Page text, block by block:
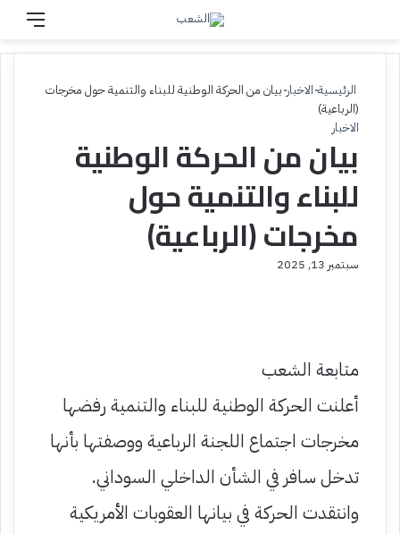
بحث عن
الرئيسية-الاخبار-بيان من الحركة الوطنية للبناء والتنمية حول مخرجات
(الرباعية)
الاخبار
بيان من الحركة الوطنية
للبناء والتنمية حول
مخرجات (الرباعية)
سبتمبر 13, 2025
متابعة الشعب
أعلنت الحركة الوطنية للبناء والتنمية رفضها
مخرجات اجتماع اللجنة الرباعية ووصفتها بأنها
تدخل سافر في الشأن الداخلي السوداني.
وانتقدت الحركة في بيانها العقوبات الأمريكية